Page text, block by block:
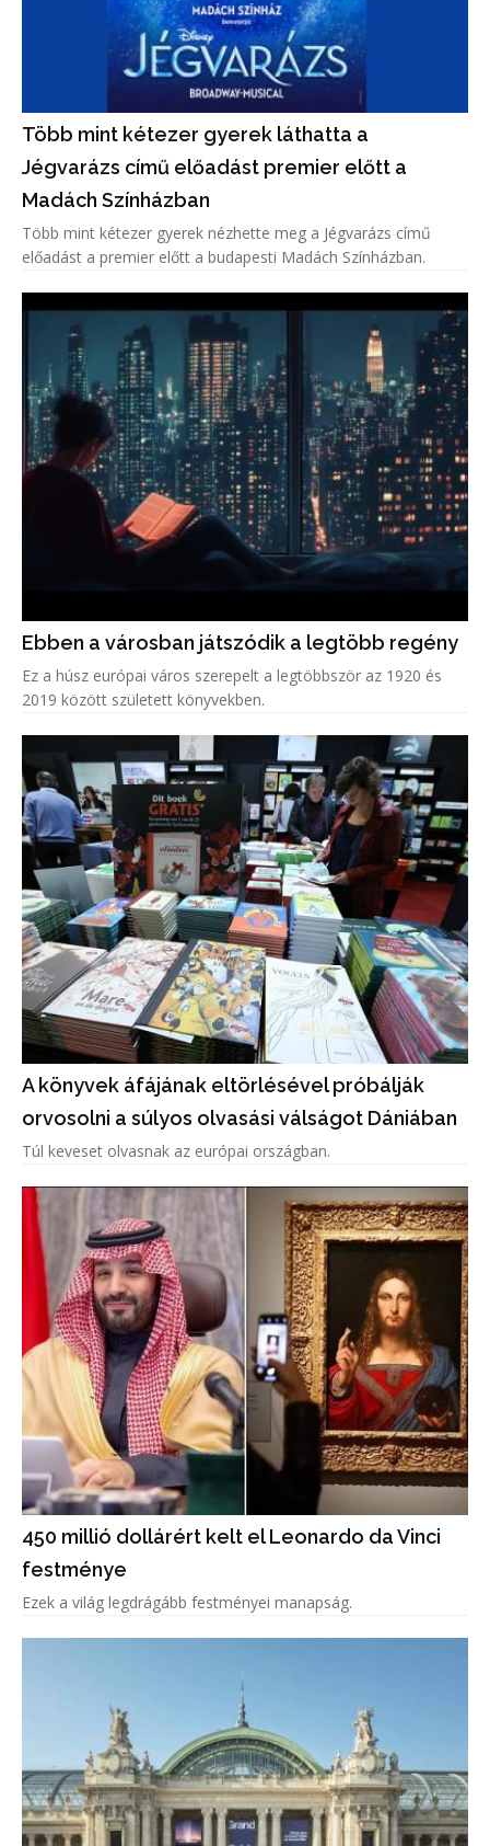
Több mint kétezer gyerek láthatta a
Jégvarázs című előadást premier előtt a
Madách Színházban
Több mint kétezer gyerek nézhette meg a Jégvarázs című
előadást a premier előtt a budapesti Madách Színházban.
Ebben a városban játszódik a legtöbb regény
Ez a húsz európai város szerepelt a legtöbbször az 1920 és
2019 között született könyvekben.
A könyvek áfájának eltörlésével próbálják
orvosolni a súlyos olvasási válságot Dániában
Túl keveset olvasnak az európai országban.
450 millió dollárért kelt el Leonardo da Vinci
festménye
Ezek a világ legdrágább festményei manapság.